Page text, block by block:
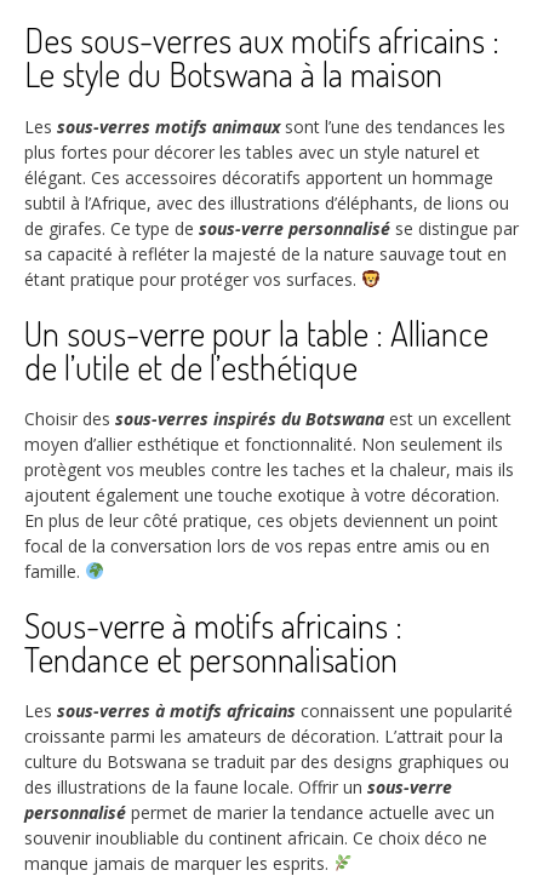
Des sous-verres aux motifs africains :
Le style du Botswana à la maison
Les sous-verres motifs animauxsont l’une des tendances les
plus fortes pour décorer les tables avec un style naturel et
élégant. Ces accessoires décoratifs apportent un hommage
subtil à l’Afrique, avec des illustrations d’éléphants, de lions ou
de girafes. Ce type de sous-verre personnalisé se distingue par
sa capacité à refléter la majesté de la nature sauvage tout en
étant pratique pour protéger vos surfaces.
Un sous-verre pour la table : Alliance
de l’utile et de l’esthétique
Choisir des sous-verres inspirés du Botswana est un excellent
moyen d’allier esthétique et fonctionnalité. Non seulement ils
protègent vos meubles contre les taches et la chaleur, mais ils
ajoutent également une touche exotique à votre décoration.
En plus de leur côté pratique, ces objets deviennent un point
focal de la conversation lors de vos repas entre amis ou en
famille.
Sous-verre à motifs africains :
Tendance et personnalisation
Les sous-verres à motifs africains connaissent une popularité
croissante parmi les amateurs de décoration. L’attrait pour la
culture du Botswana se traduit par des designs graphiques ou
des illustrations de la faune locale. Offrir un sous-verre
personnalisé permet de marier la tendance actuelle avec un
souvenir inoubliable du continent africain. Ce choix déco ne
manque jamais de marquer les esprits.